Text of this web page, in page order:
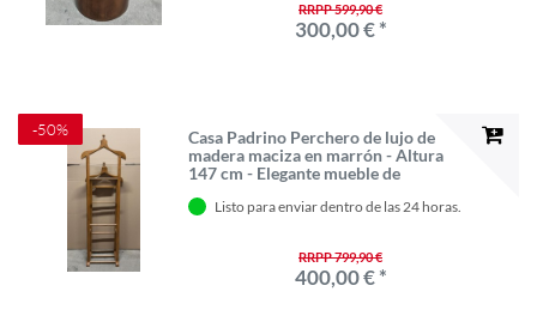
RRPP 599,90 €
300,00 € *
-50%
Casa Padrino Perchero de lujo de
madera maciza en marrón - Altura
147 cm - Elegante mueble de
Listo para enviar dentro de las 24 horas.
RRPP 799,90 €
400,00 € *